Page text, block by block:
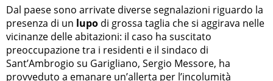
Dal paese sono arrivate diverse segnalazioni riguardo la
presenza di un lupo di grossa taglia che si aggirava nelle
vicinanze delle abitazioni: il caso ha suscitato
preoccupazione tra i residenti e il sindaco di
Sant’Ambrogio su Garigliano, Sergio Messore, ha
provveduto a emanare un’allerta per l’incolumità